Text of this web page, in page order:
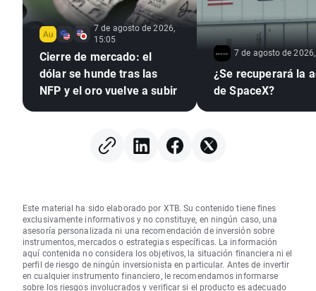
7 de agosto de 2026,
15:05
Cierre de mercado: el
dólar se hunde tras las
NFP y el oro vuelve a subir
7 de agosto de
¿Se recuperará la
de SpaceX?
Este material ha sido elaborado por XTB. Su contenido tiene fines
exclusivamente informativos y no constituye, en ningún caso, una
asesoría personalizada ni una recomendación de inversión sobre
instrumentos, mercados o estrategias específicas. La información
aquí contenida no considera los objetivos, la situación financiera ni el
perfil de riesgo de ningún inversionista en particular. Antes de invertir
en cualquier instrumento financiero, le recomendamos informarse
sobre los riesgos involucrados y verificar si el producto es adecuado